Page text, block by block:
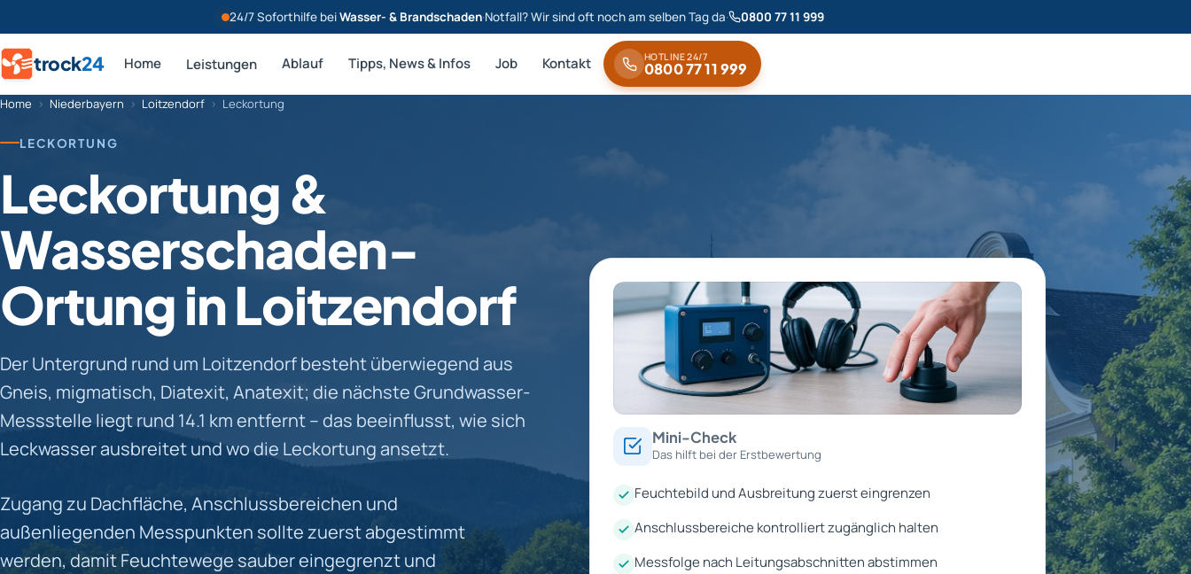
24/7 Soforthilfe beiWasser- & Brandschaden·Notfall? Wir sind oft noch am selben Tag da· 0800 77 11 999
trock24 Home Leistungen Ablauf Tipps, News & Infos Job Kontakt HOTLINE 24/7
0800 77 11 999
Home › Niederbayern › Loitzendorf › Leckortung
LECKORTUNG
Leckortung &
Wasserschaden-
Ortung in Loitzendorf
Der Untergrund rund um Loitzendorf besteht überwiegend aus
Gneis, migmatisch, Diatexit, Anatexit; die nächste Grundwasser-
Messstelle liegt rund 14.1 km entfernt – das beeinflusst, wie sich
Leckwasser ausbreitet und wo die Leckortung ansetzt.
Zugang zu Dachfläche, Anschlussbereichen und
außenliegenden Messpunkten sollte zuerst abgestimmt
werden, damit Feuchtewege sauber eingegrenzt und
Mini-Check
Das hilft bei der Erstbewertung
Feuchtebild und Ausbreitung zuerst eingrenzen
Anschlussbereiche kontrolliert zugänglich halten
Messfolge nach Leitungsabschnitten abstimmen